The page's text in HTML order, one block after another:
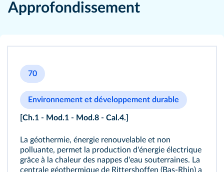
Approfondissement
70
Environnement et développement durable
[Ch.1 - Mod.1 - Mod.8 - Cal.4.]
La géothermie, énergie renouvelable et non
polluante, permet la production d'énergie électrique
grâce à la chaleur des nappes d'eau souterraines. La
centrale géothermique de Rittershoffen (Bas-Rhin) a